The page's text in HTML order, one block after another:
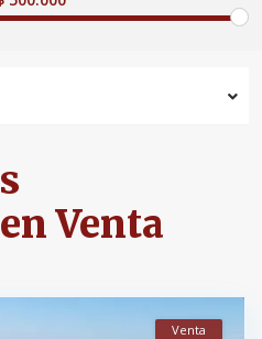
Venta
Venta